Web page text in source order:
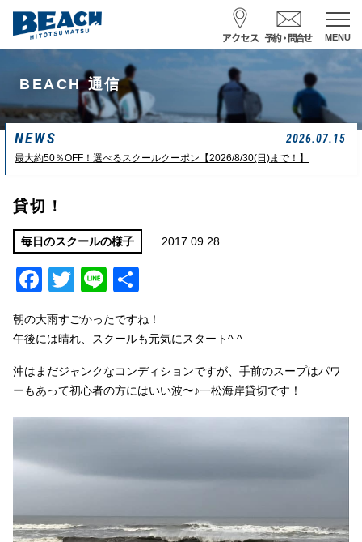
MENU
スクール予約・お問合せ
レンタル予約
サーフ ナミイーヨ
0475-32-7314
一松海岸波情報
サイズ
カターアタマ
状態
ハード
BEACH 通信
NEWS 2026.07.15
最大約50％OFF！選べるスクールクーポン【2026/8/30(日)まで！】
貸切！
毎日のスクールの様子 2017.09.28
Facebook
Twitter
Line
朝の大雨すごかったですね！
午後には晴れ、スクールも元気にスタート^ ^
沖はまだジャンクなコンディションですが、手前のスープはパワ
ーもあって初心者の方にはいい波〜♪一松海岸貸切です！